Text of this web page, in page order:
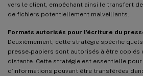
vers le client, empêchant ainsi le transfert
de fichiers potentiellement malveillants.
Formats autorisés pour l’écriture du
Deuxièmement, cette stratégie spécifie
presse-papiers sont autorisés à être copiés
distante. Cette stratégie est essentielle
d’informations pouvant être transférées